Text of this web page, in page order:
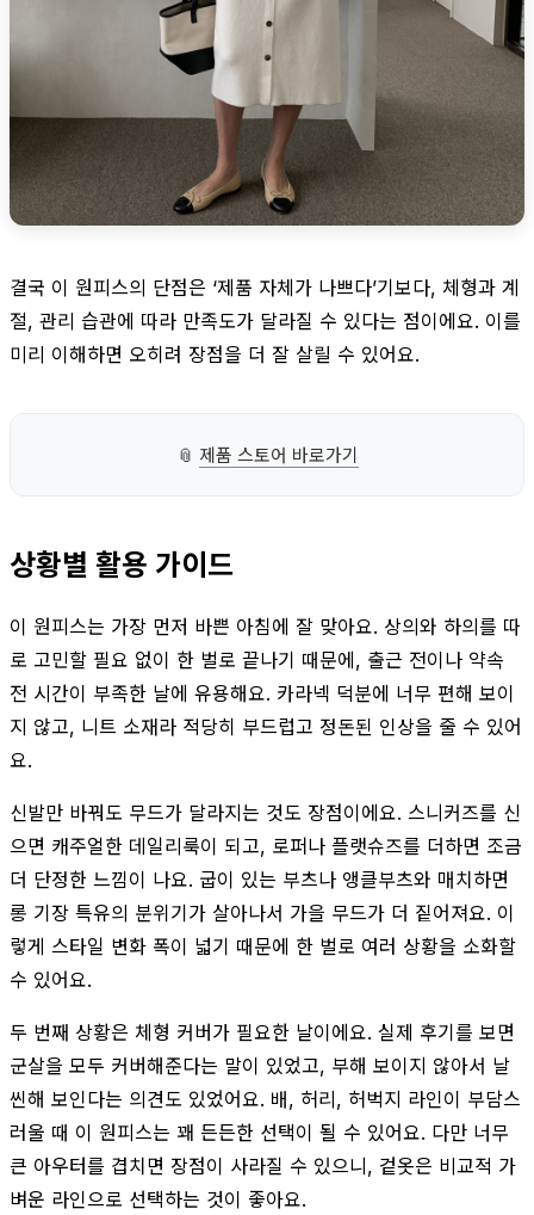
결국 이 원피스의 단점은 ‘제품 자체가 나쁘다’기보다, 체형과 계
절, 관리 습관에 따라 만족도가 달라질 수 있다는 점이에요. 이를
미리 이해하면 오히려 장점을 더 잘 살릴 수 있어요.
📎 제품 스토어 바로가기
상황별 활용 가이드
이 원피스는 가장 먼저 바쁜 아침에 잘 맞아요. 상의와 하의를 따
로 고민할 필요 없이 한 벌로 끝나기 때문에, 출근 전이나 약속
전 시간이 부족한 날에 유용해요. 카라넥 덕분에 너무 편해 보이
지 않고, 니트 소재라 적당히 부드럽고 정돈된 인상을 줄 수 있어
요.
신발만 바꿔도 무드가 달라지는 것도 장점이에요. 스니커즈를 신
으면 캐주얼한 데일리룩이 되고, 로퍼나 플랫슈즈를 더하면 조금
더 단정한 느낌이 나요. 굽이 있는 부츠나 앵클부츠와 매치하면
롱 기장 특유의 분위기가 살아나서 가을 무드가 더 짙어져요. 이
렇게 스타일 변화 폭이 넓기 때문에 한 벌로 여러 상황을 소화할
수 있어요.
두 번째 상황은 체형 커버가 필요한 날이에요. 실제 후기를 보면
군살을 모두 커버해준다는 말이 있었고, 부해 보이지 않아서 날
씬해 보인다는 의견도 있었어요. 배, 허리, 허벅지 라인이 부담스
러울 때 이 원피스는 꽤 든든한 선택이 될 수 있어요. 다만 너무
큰 아우터를 겹치면 장점이 사라질 수 있으니, 겉옷은 비교적 가
벼운 라인으로 선택하는 것이 좋아요.